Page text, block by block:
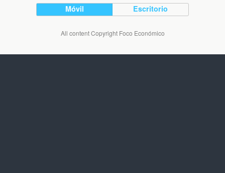
Móvil Escritorio
All content Copyright Foco Económico